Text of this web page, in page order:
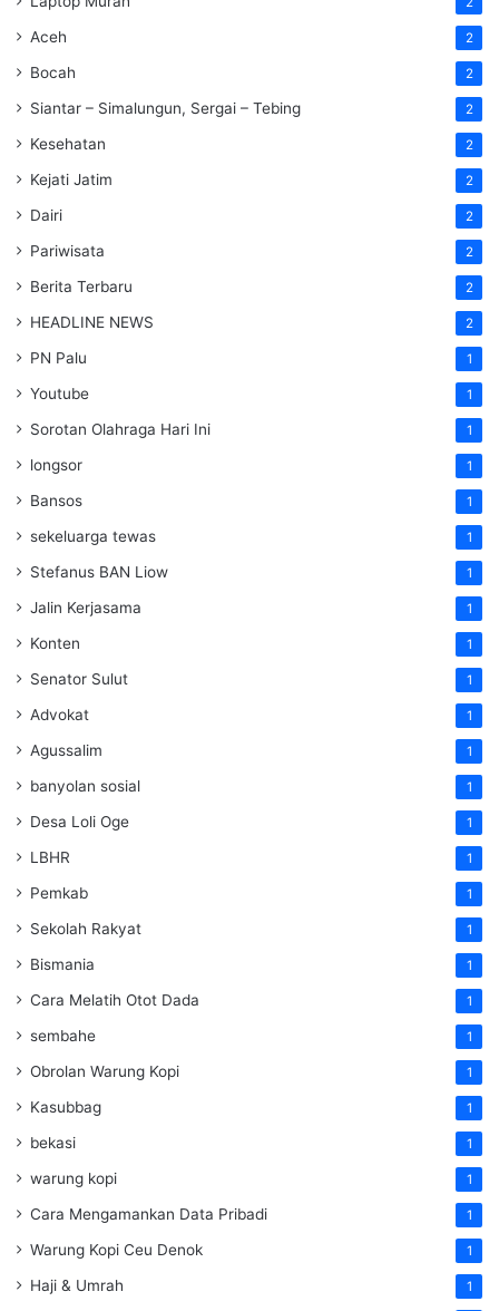
Aceh 2
Bocah 2
Siantar – Simalungun, Sergai – Tebing 2
Kesehatan 2
Kejati Jatim 2
Dairi 2
Pariwisata 2
Berita Terbaru 2
HEADLINE NEWS 2
PN Palu 1
Youtube 1
Sorotan Olahraga Hari Ini 1
longsor 1
Bansos 1
sekeluarga tewas 1
Stefanus BAN Liow 1
Jalin Kerjasama 1
Konten 1
Senator Sulut 1
Advokat 1
Agussalim 1
banyolan sosial 1
Desa Loli Oge 1
LBHR 1
Pemkab 1
Sekolah Rakyat 1
Bismania 1
Cara Melatih Otot Dada 1
sembahe 1
Obrolan Warung Kopi 1
Kasubbag 1
bekasi 1
warung kopi 1
Cara Mengamankan Data Pribadi 1
Warung Kopi Ceu Denok 1
Haji & Umrah 1